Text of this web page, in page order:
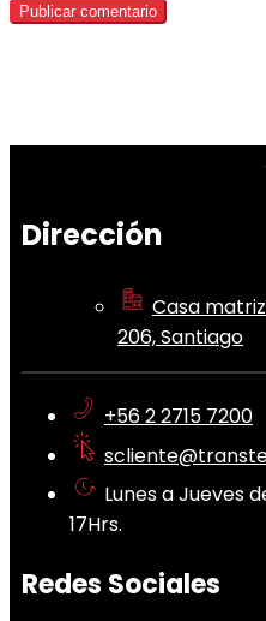
Dirección
Casa
206, Santiago
+56 2 2715 7200
Lunes a Jueves
17Hrs.
Redes Sociales